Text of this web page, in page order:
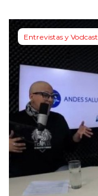
Entrevistas y Vodcast